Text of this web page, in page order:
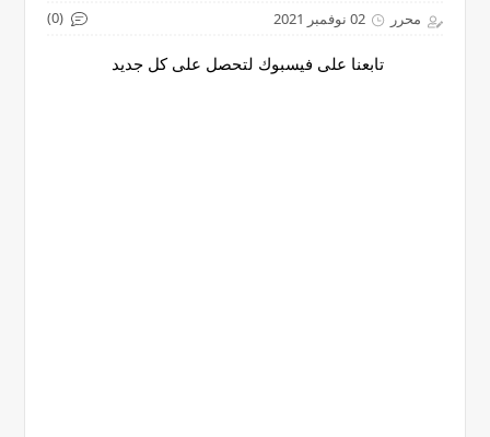
محرر 02 نوفمبر 2021 (0)
تابعنا على فيسبوك لتحصل على كل جديد